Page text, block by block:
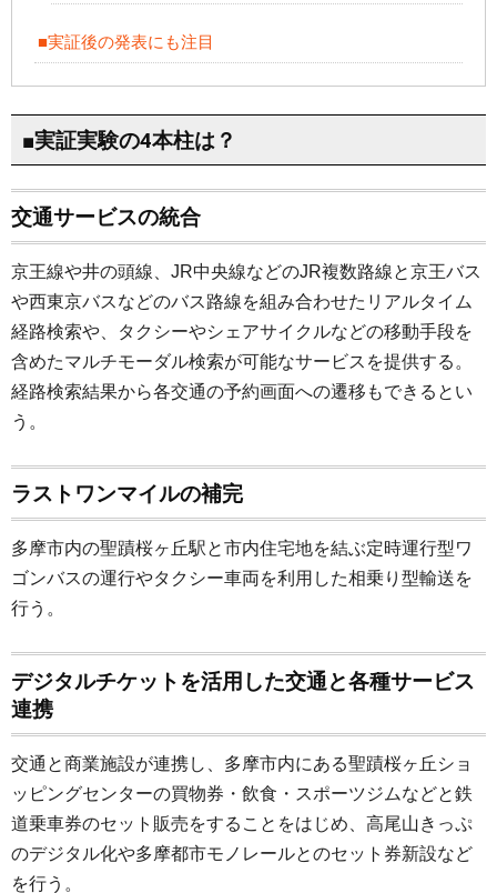
■実証後の発表にも注目
■実証実験の4本柱は？
交通サービスの統合
京王線や井の頭線、JR中央線などのJR複数路線と京王バス
や西東京バスなどのバス路線を組み合わせたリアルタイム
経路検索や、タクシーやシェアサイクルなどの移動手段を
含めたマルチモーダル検索が可能なサービスを提供する。
経路検索結果から各交通の予約画面への遷移もできるとい
う。
ラストワンマイルの補完
多摩市内の聖蹟桜ヶ丘駅と市内住宅地を結ぶ定時運行型ワ
ゴンバスの運行やタクシー車両を利用した相乗り型輸送を
行う。
デジタルチケットを活用した交通と各種サービス
連携
交通と商業施設が連携し、多摩市内にある聖蹟桜ヶ丘ショ
ッピングセンターの買物券・飲食・スポーツジムなどと鉄
道乗車券のセット販売をすることをはじめ、高尾山きっぷ
のデジタル化や多摩都市モノレールとのセット券新設など
を行う。